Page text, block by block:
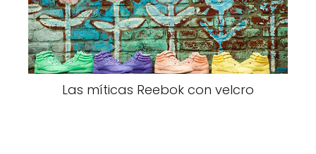
Las míticas Reebok con velcro